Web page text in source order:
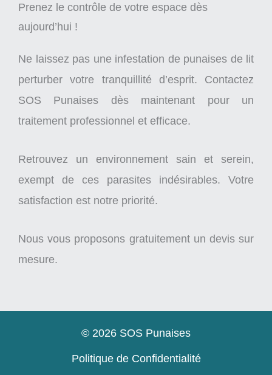
Prenez le contrôle de votre espace dès
aujourd’hui !
Ne laissez pas une infestation de punaises de lit
perturber votre tranquillité d’esprit. Contactez
SOS Punaises dès maintenant pour un
traitement professionnel et efficace.
Retrouvez un environnement sain et serein,
exempt de ces parasites indésirables. Votre
satisfaction est notre priorité.
Nous vous proposons gratuitement un devis sur
mesure.
© 2026 SOS Punaises
Politique de Confidentialité